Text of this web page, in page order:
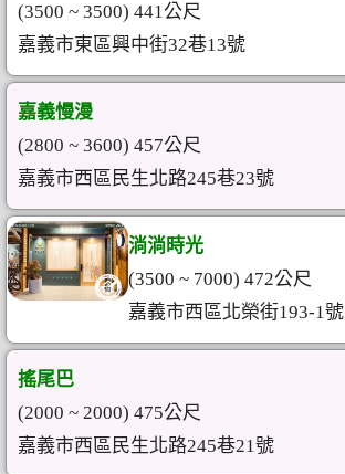
(3500 ~ 3500) 441公尺
嘉義市東區興中街32巷13號
嘉義慢漫
(2800 ~ 3600) 457公尺
嘉義市西區民生北路245巷23號
淌淌時光
(3500 ~ 7000) 472公尺
嘉義市西區北榮街193-1號
搖尾巴
(2000 ~ 2000) 475公尺
嘉義市西區民生北路245巷21號